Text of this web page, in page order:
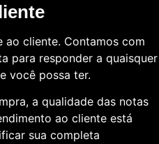
ao cliente. Contamos com
para responder a quaisquer
você possa ter.
a qualidade das notas
ao cliente está
sua completa